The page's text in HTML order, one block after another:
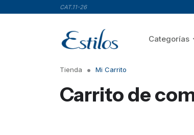
CAT.11-26
Categorías
Tienda Mi Carrito
Carrito de